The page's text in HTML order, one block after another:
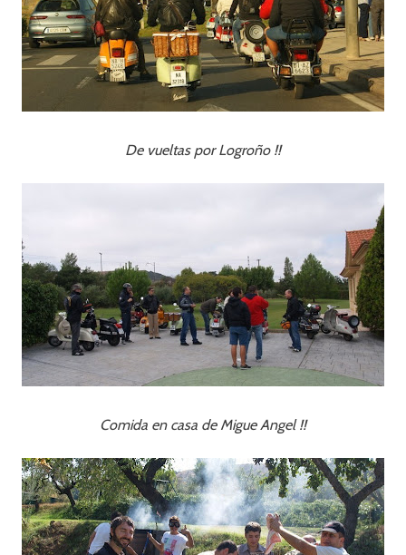
De vueltas por Logroño !!
Comida en casa de Migue Angel !!